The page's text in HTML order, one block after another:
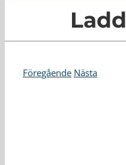
Föregående Nästa